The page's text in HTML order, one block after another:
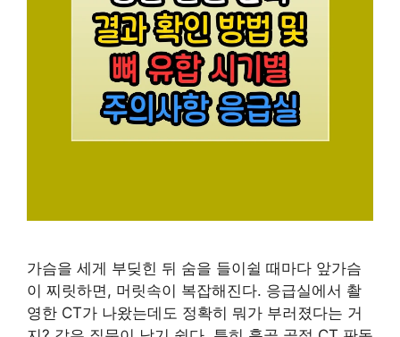
가슴을 세게 부딪힌 뒤 숨을 들이쉴 때마다 앞가슴
이 찌릿하면, 머릿속이 복잡해진다. 응급실에서 촬
영한 CT가 나왔는데도 정확히 뭐가 부러졌다는 거